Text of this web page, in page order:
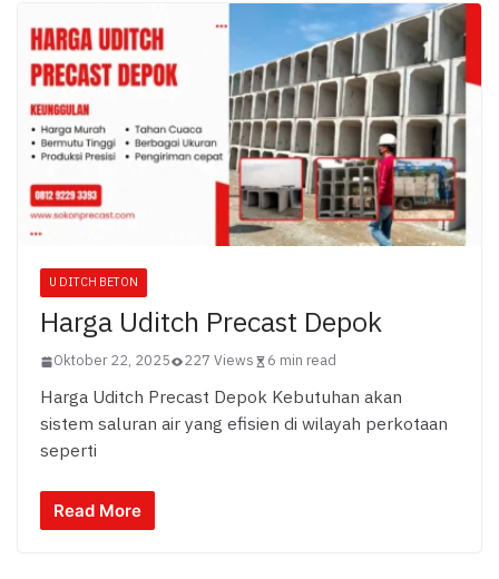
U DITCH BETON
Harga Uditch Precast Depok
Oktober 22, 2025 227 Views 6 min read
Harga Uditch Precast Depok Kebutuhan akan
sistem saluran air yang efisien di wilayah perkotaan
seperti
Read More